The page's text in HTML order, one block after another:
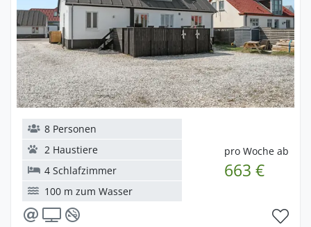
pro Woche ab
663 €
8 Personen
2 Haustiere
4 Schlafzimmer
100 m zum Wasser